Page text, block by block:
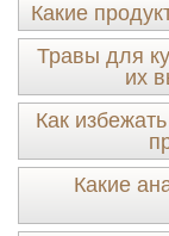
Какие
Травы для
их
Как
Какие